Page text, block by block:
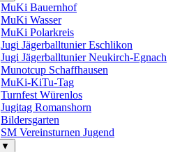
MuKi Bauernhof
MuKi Wasser
MuKi Polarkreis
Jugi Jägerballtunier Eschlikon
Jugi Jägerballtunier Neukirch-Egnach
Munotcup Schaffhausen
MuKi-KiTu-Tag
Turnfest Würenlos
Jugitag Romanshorn
Bildersgarten
SM Vereinsturnen Jugend
▼